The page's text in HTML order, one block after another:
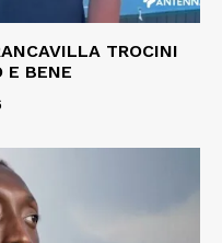
TROCINI
E BENE